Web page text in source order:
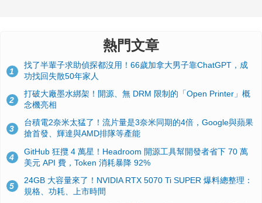
熱門文章
1
找了半輩子求助偵探都沒用！66歲加拿大男子靠ChatGPT，成
功找回失散50年家人
2
打破大廠墨水綁架！開源、無 DRM 限制的「Open Printer」概
念機亮相
3
台積電2奈米太猛了！流片量是3奈米同期的4倍，Google與蘋果
搶首發、輝達與AMD排隊等產能
4
GitHub 狂攬 4 萬星！Headroom 開源工具幫開發者省下 70 萬
美元 API 費，Token 消耗暴降 92%
5
24GB 大容量來了！NVIDIA RTX 5070 Ti SUPER 爆料總整理：
規格、功耗、上市時間